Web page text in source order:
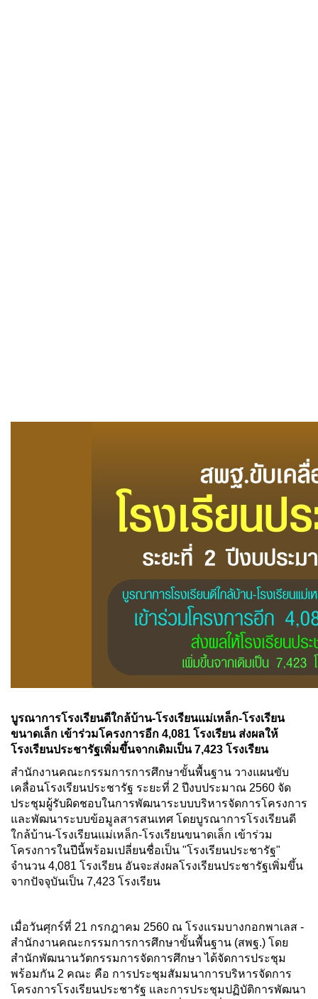
บูรณาการโรงเรียนดีใกล้บ้าน-โรงเรียนแม่เหล็ก-โรงเรียน
ขนาดเล็ก เข้าร่วมโครงการอีก 4,081 โรงเรียน ส่งผลให้
โรงเรียนประชารัฐเพิ่มขึ้นจากเดิมเป็น 7,423 โรงเรียน
สำนักงานคณะกรรมการการศึกษาขั้นพื้นฐาน วางแผนขับ
เคลื่อนโรงเรียนประชารัฐ ระยะที่ 2 ปีงบประมาณ 2560 จัด
ประชุมผู้รับผิดชอบในการพัฒนาระบบบริหารจัดการโครงการ
และพัฒนาระบบข้อมูลสารสนเทศ โดยบูรณาการโรงเรียนดี
ใกล้บ้าน-โรงเรียนแม่เหล็ก-โรงเรียนขนาดเล็ก เข้าร่วม
โครงการในปีนี้พร้อมเปลี่ยนชื่อเป็น "โรงเรียนประชารัฐ"
จำนวน 4,081 โรงเรียน อันจะส่งผลโรงเรียนประชารัฐเพิ่มขึ้น
จากปัจจุบันเป็น 7,423 โรงเรียน
เมื่อวันศุกร์ที่ 21 กรกฎาคม 2560 ณ โรงแรมบางกอกพาเลส -
สำนักงานคณะกรรมการการศึกษาขั้นพื้นฐาน (สพฐ.) โดย
สำนักพัฒนานวัตกรรมการจัดการศึกษา ได้จัดการประชุม
พร้อมกัน 2 คณะ คือ การประชุมสัมมนาการบริหารจัดการ
โครงการโรงเรียนประชารัฐ และการประชุมปฏิบัติการพัฒนา